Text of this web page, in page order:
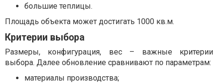
большие теплицы.
Площадь объекта может достигать 1000 кв.м.
Критерии выбора
Размеры, конфигурация, вес – важные критерии
выбора. Далее обновление сравнивают по параметрам:
материалы производства;